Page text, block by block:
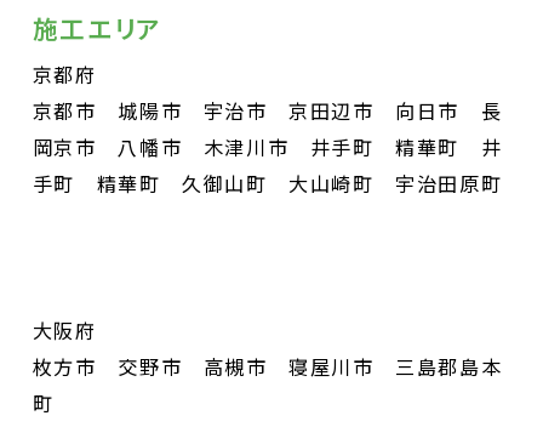
施⼯エリア
京都府
京都市 城陽市 宇治市 京田辺市 向日市 長
岡京市 八幡市 木津川市 井手町 精華町 井
手町 精華町 久御山町 大山崎町 宇治田原町
大阪府
枚方市 交野市 高槻市 寝屋川市 三島郡島本
町